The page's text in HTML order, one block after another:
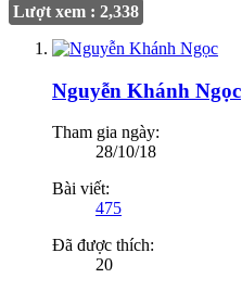
Lượt xem : 2,338
Nguyễn Khánh Ngọc
Tham gia ngày:
28/10/18
Bài viết:
475
Đã được thích:
20